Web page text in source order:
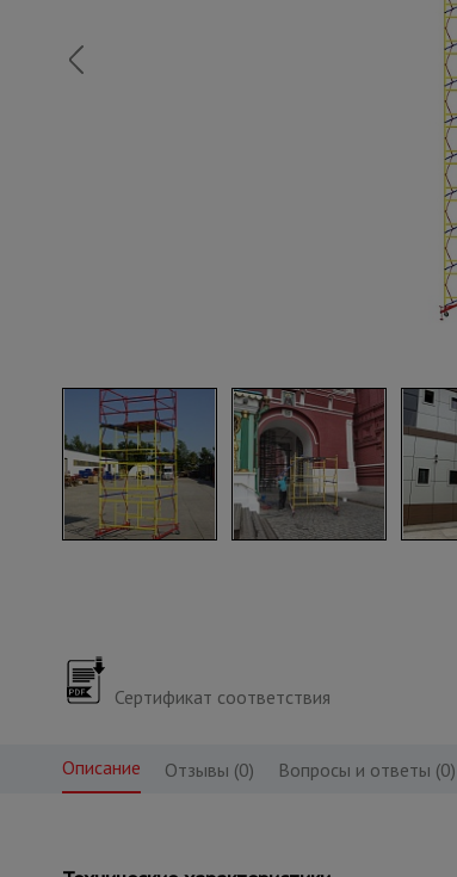
Оборудование для
Тачки строительные и
Штукатурные комплекты
Металл и
Сертификат соответствия
Описание Отзывы (0) Вопросы и ответы (0)